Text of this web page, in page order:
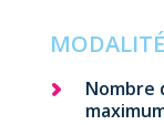
Nombre